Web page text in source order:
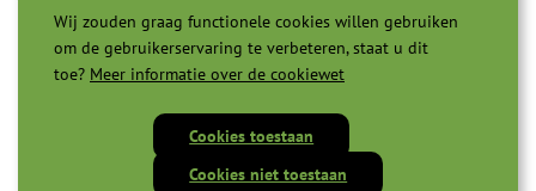
Wij zouden graag functionele cookies willen gebruiken
om de gebruikerservaring te verbeteren, staat u dit
toe? Meer informatie over de cookiewet
Cookies toestaan
Cookies niet toestaan
Privacyverklaring | Cookies |